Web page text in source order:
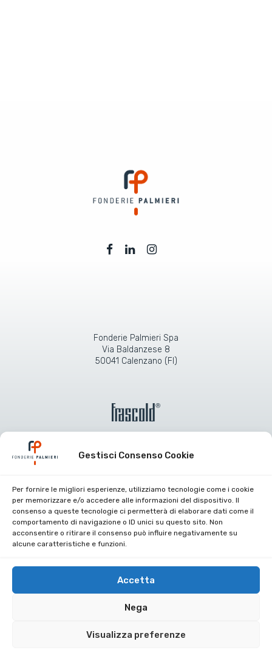
Gestisci Consenso Cookie
Per fornire le migliori esperienze, utilizziamo tecnologie come i cookie
per memorizzare e/o accedere alle informazioni del dispositivo. Il
consenso a queste tecnologie ci permetterà di elaborare dati come il
comportamento di navigazione o ID unici su questo sito. Non
acconsentire o ritirare il consenso può influire negativamente su
alcune caratteristiche e funzioni.
Accetta
Nega
Visualizza preferenze
Fonderie Palmieri Spa
Via Baldanzese 8
50041 Calenzano (FI)
Certificazioni aziendali
Lavora con noi
Area riservata